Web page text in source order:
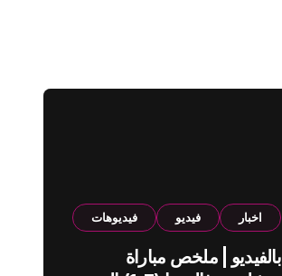
اخبار فيديو فيديوهات
بالفيديو | ملخص مباراة